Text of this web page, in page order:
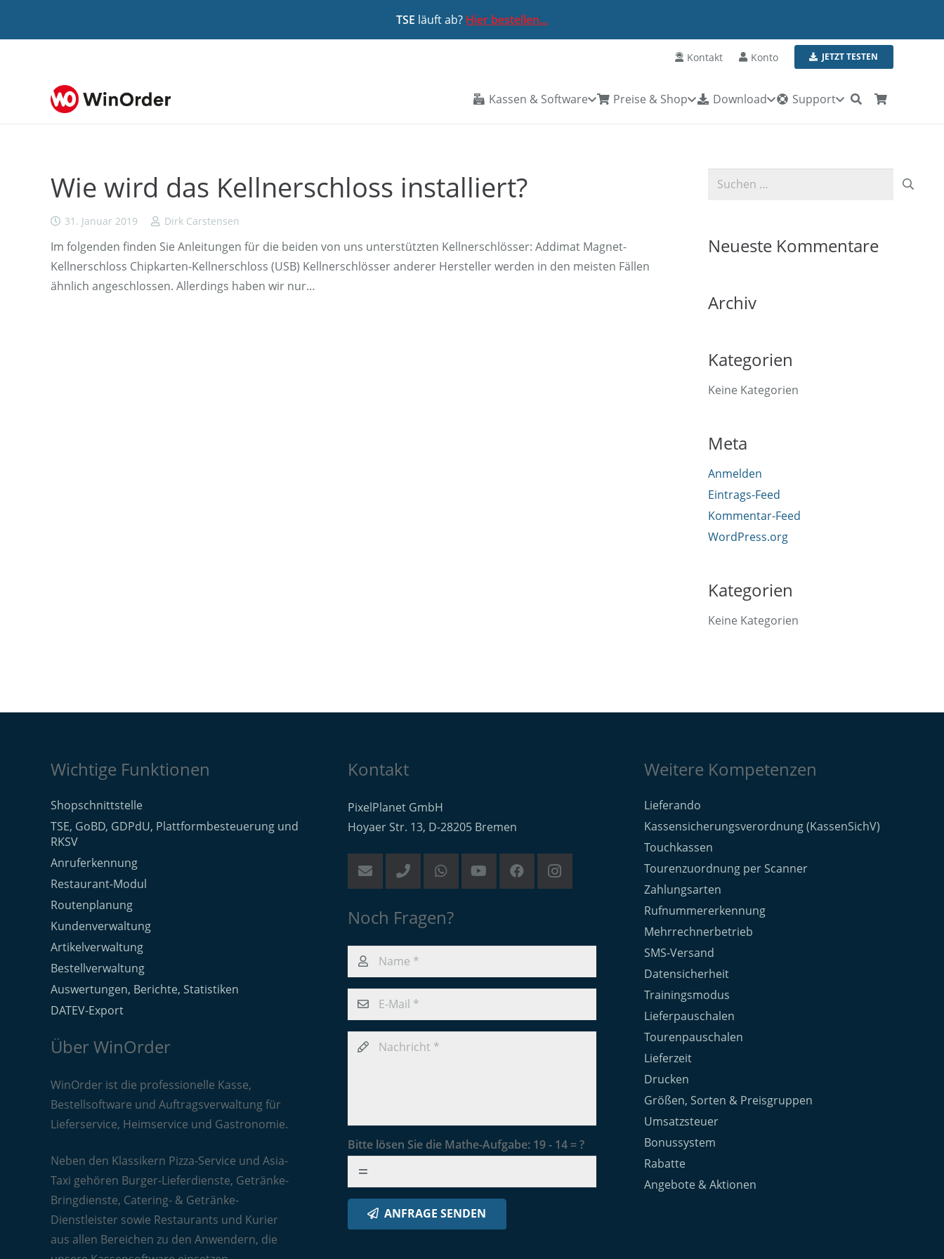
TSE läuft ab? Hier bestellen...
Kontakt Konto JETZT TESTEN
Kassen & Software Preise & Shop Download Support
Wie wird das Kellnerschloss installiert?
31. Januar 2019 Dirk Carstensen
Im folgenden finden Sie Anleitungen für die beiden von uns unterstützten Kellnerschlösser: Addimat Magnet-
Kellnerschloss Chipkarten-Kellnerschloss (USB) Kellnerschlösser anderer Hersteller werden in den meisten Fällen
ähnlich angeschlossen. Allerdings haben wir nur…
Suchen
Neueste Kommentare
Archiv
Kategorien
Keine Kategorien
Meta
Anmelden
Eintrags-Feed
Kommentar-Feed
WordPress.org
Kategorien
Keine Kategorien
Wichtige Funktionen
Shopschnittstelle
TSE, GoBD, GDPdU, Plattformbesteuerung und
RKSV
Anruferkennung
Restaurant-Modul
Routenplanung
Kundenverwaltung
Artikelverwaltung
Bestellverwaltung
Auswertungen, Berichte, Statistiken
DATEV-Export
Über WinOrder
WinOrder ist die professionelle Kasse,
Bestellsoftware und Auftragsverwaltung für
Lieferservice, Heimservice und Gastronomie.
Neben den Klassikern Pizza-Service und Asia-
Taxi gehören Burger-Lieferdienste, Getränke-
Bringdienste, Catering- & Getränke-
Dienstleister sowie Restaurants und Kurier
aus allen Bereichen zu den Anwendern, die
Kontakt
PixelPlanet GmbH
Hoyaer Str. 13, D-28205 Bremen
Noch Fragen?
Bitte lösen Sie die Mathe-Aufgabe: 19 - 14 = ?
ANFRAGE SENDEN
Weitere Kompetenzen
Lieferando
Kassensicherungsverordnung (KassenSichV)
Touchkassen
Tourenzuordnung per Scanner
Zahlungsarten
Rufnummererkennung
Mehrrechnerbetrieb
SMS-Versand
Datensicherheit
Trainingsmodus
Lieferpauschalen
Tourenpauschalen
Lieferzeit
Drucken
Größen, Sorten & Preisgruppen
Umsatzsteuer
Bonussystem
Rabatte
Angebote & Aktionen